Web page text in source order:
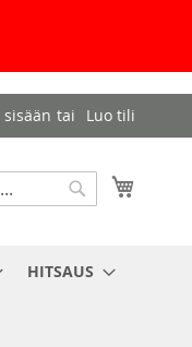
Luo tili
Haku
HITSAUS